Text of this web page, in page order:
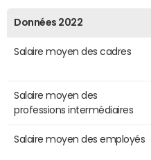
Données 2022
Salaire moyen des cadres
Salaire moyen des
professions intermédiaires
Salaire moyen des employés